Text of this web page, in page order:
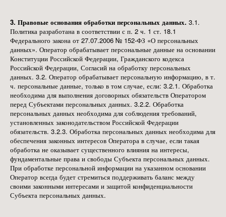
3. Правовые основания обработки персональных данных. 3.1.
Политика разработана в соответствии с п. 2 ч. 1 ст. 18.1
Федерального закона от 27.07.2006 № 152-ФЗ «О персональных
данных». Оператор обрабатывает персональные данные на основании
Конституции Российской Федерации, Гражданского кодекса
Российской Федерации, Согласий на обработку персональных
данных. 3.2. Оператор обрабатывает персональную информацию, в т.
ч. персональные данные, только в том случае, если: 3.2.1. Обработка
необходима для выполнения договорных обязательств Оператором
перед Субъектами персональных данных. 3.2.2. Обработка
персональных данных необходима для соблюдения требований,
установленных законодательством Российской Федерации
обязательств. 3.2.3. Обработка персональных данных необходима для
обеспечения законных интересов Оператора в случае, если такая
обработка не оказывает существенного влияния на интересы,
фундаментальные права и свободы Субъекта персональных данных.
При обработке персональной информации на указанном основании
Оператор всегда будет стремиться поддерживать баланс между
своими законными интересами и защитой конфиденциальности
Субъекта персональных данных.